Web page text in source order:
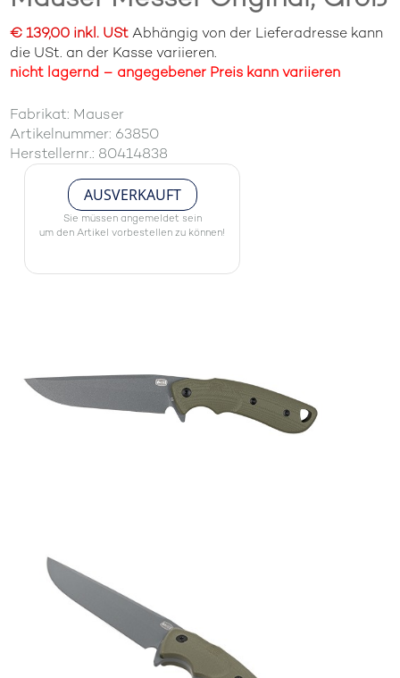
€ 139,00 inkl. UStAbhängig von der Lieferadresse kann
die USt. an der Kasse variieren.
nicht lagernd – angegebener Preis kann variieren
Fabrikat: Mauser
Artikelnummer: 63850
Herstellernr.: 80414838
AUSVERKAUFT
Sie müssen angemeldet sein
um den Artikel vorbestellen zu können!